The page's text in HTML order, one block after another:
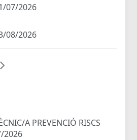
07/2026
08/2026
A PREVENCIÓ RISCS
2026